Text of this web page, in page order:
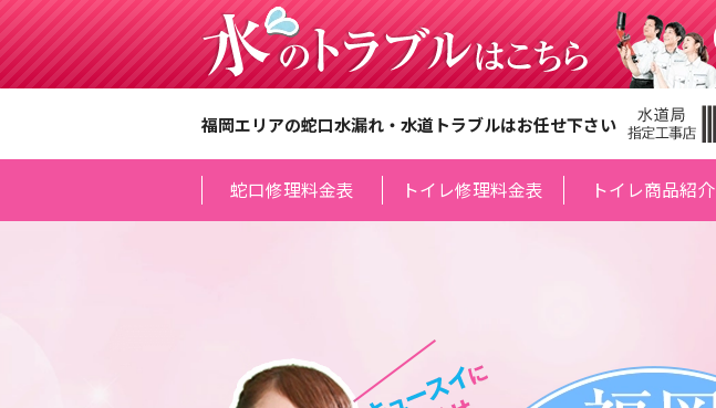
福岡エリアの蛇口水漏れ・水道トラブルはお任せ下さい
蛇口修理料金表 トイレ修理料金表 トイレ商品紹介